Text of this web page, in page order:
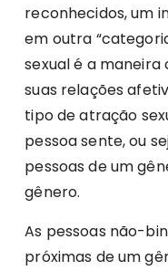
reconhecidos, um
em outra
sexual é a
suas relações
tipo de atração
pessoa sente, ou
pessoas de um
gênero.
As pessoas não-
próximas de um